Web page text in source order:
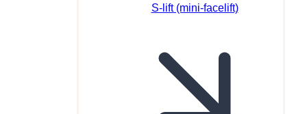
S-lift (mini-facelift)